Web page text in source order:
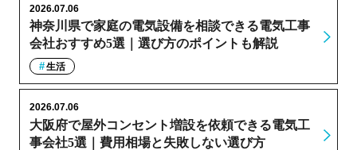
神奈川県で家庭の電気設備を相談できる電気工事
会社おすすめ5選｜選び方のポイントも解説
2026.07.06
生活
大阪府で屋外コンセント増設を依頼できる電気工
事会社5選｜費用相場と失敗しない選び方
2026.07.06